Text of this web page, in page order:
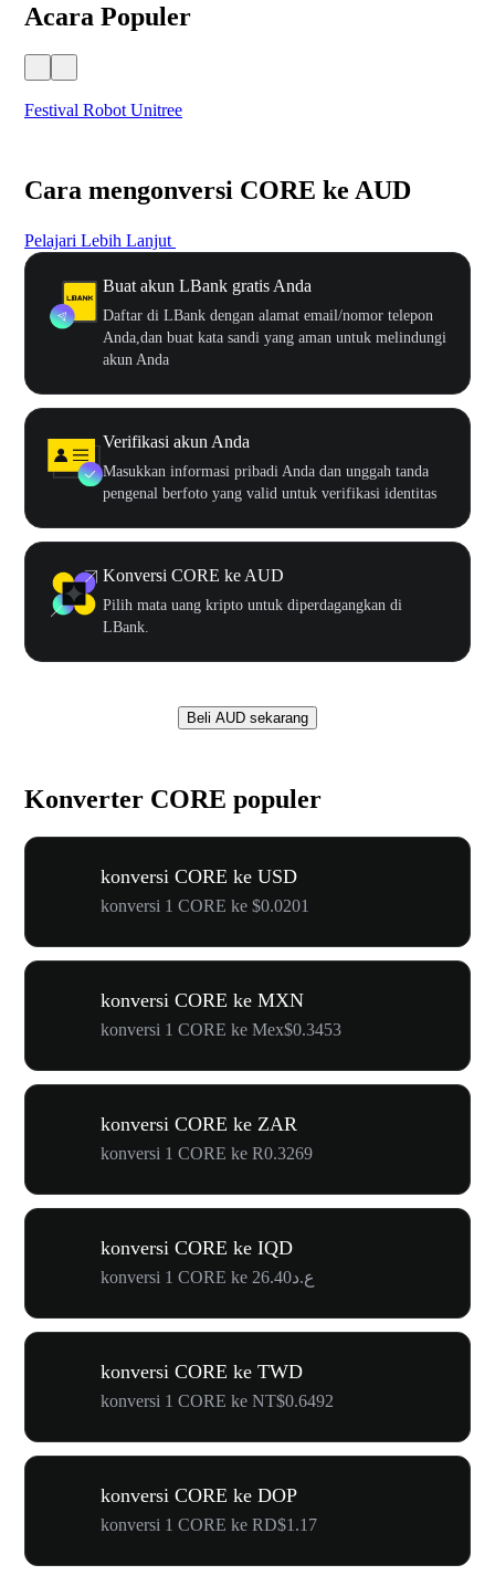
Acara Populer
Festival Robot Unitree
Cara mengonversi CORE ke AUD
Pelajari Lebih Lanjut
Buat akun LBank gratis Anda
Daftar di LBank dengan alamat email/nomor telepon
Anda,dan buat kata sandi yang aman untuk melindungi
akun Anda
Verifikasi akun Anda
Masukkan informasi pribadi Anda dan unggah tanda
pengenal berfoto yang valid untuk verifikasi identitas
Konversi CORE ke AUD
Pilih mata uang kripto untuk diperdagangkan di
LBank.
Beli AUD sekarang
Konverter CORE populer
konversi CORE ke USD
konversi 1 CORE ke $0.0201
konversi CORE ke MXN
konversi 1 CORE ke Mex$0.3453
konversi CORE ke ZAR
konversi 1 CORE ke R0.3269
konversi CORE ke IQD
konversi 1 CORE ke ع.د26.40
konversi CORE ke TWD
konversi 1 CORE ke NT$0.6492
konversi CORE ke DOP
konversi 1 CORE ke RD$1.17